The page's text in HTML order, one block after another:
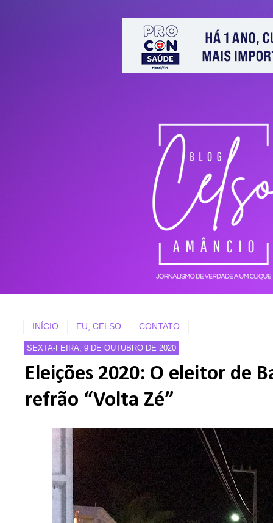
INÍCIO EU, CELSO CONTATO
SEXTA-FEIRA, 9 DE OUTUBRO DE 2020
Eleições 2020: O eleitor de
refrão “Volta Zé”